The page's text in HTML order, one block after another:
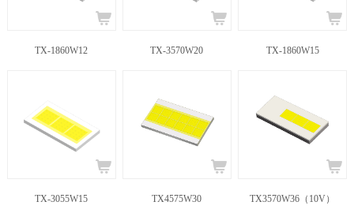
TX-1860W12 TX-3570W20 TX-1860W15
TX-3055W15 TX4575W30 TX3570W36（10V）